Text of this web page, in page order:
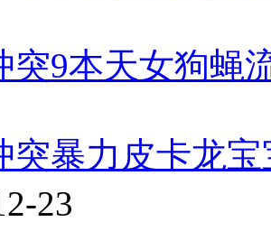
突9本天女狗蝇
突暴力皮卡龙
23